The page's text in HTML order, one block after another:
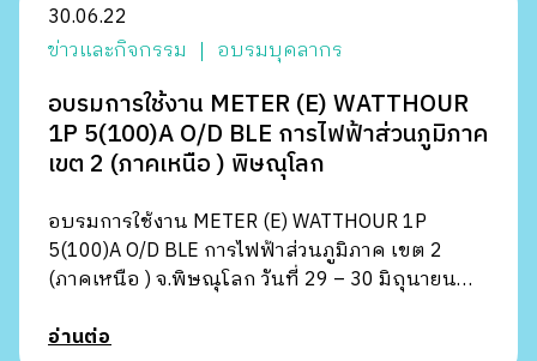
30.06.22
ข่าวและกิจกรรม
อบรมบุคลากร
อบรมการใช้งาน METER (E) WATTHOUR
1P 5(100)A O/D BLE การไฟฟ้าส่วนภูมิภาค
เขต 2 (ภาคเหนือ ) พิษณุโลก
อบรมการใช้งาน METER (E) WATTHOUR 1P
5(100)A O/D BLE การไฟฟ้าส่วนภูมิภาค เขต 2
(ภาคเหนือ ) จ.พิษณุโลก วันที่ 29 – 30 มิถุนายน
อ่านต่อ